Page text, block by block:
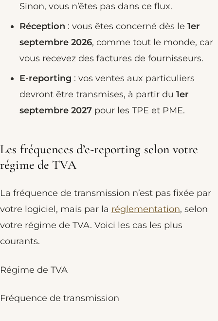
Sinon, vous n’êtes pas dans ce flux.
Réception : vous êtes concerné dès le 1er
septembre 2026, comme tout le monde, car
vous recevez des factures de fournisseurs.
E-reporting : vos ventes aux particuliers
devront être transmises, à partir du 1er
septembre 2027 pour les TPE et PME.
Les fréquences d’e-reporting selon votre
régime de TVA
La fréquence de transmission n’est pas fixée par
votre logiciel, mais par la réglementation, selon
votre régime de TVA. Voici les cas les plus
courants.
Régime de TVA
Fréquence de transmission